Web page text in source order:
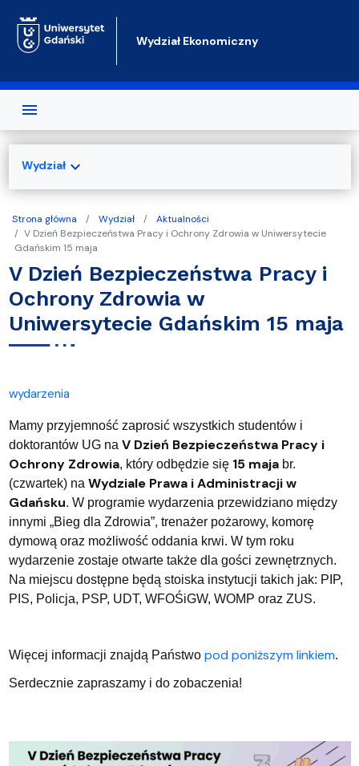
Wydział Ekonomiczny
Strona główna Wydział
Aktualności
V Dzień Bezpieczeństwa Pracy i Ochrony Zdrowia w Uniwersytecie
Gdańskim 15 maja
V Dzień Bezpieczeństwa Pracy i
Ochrony Zdrowia w
Uniwersytecie Gdańskim 15 maja
wydarzenia
Mamy przyjemność zaprosić wszystkich studentów i
doktorantów UG na V Dzień Bezpieczeństwa Pracy i
Ochrony Zdrowia, który odbędzie się 15 majabr.
(czwartek) na Wydziale Prawa i Administracji w
Gdańsku. W programie wydarzenia przewidziano między
innymi „Bieg dla Zdrowia”, trenażer pożarowy, komorę
dymową oraz możliwość oddania krwi. W tym roku
wydarzenie zostaje otwarte także dla gości zewnętrznych.
Na miejscu dostępne będą stoiska instytucji takich jak: PIP,
PIS, Policja, PSP, UDT, WFOŚiGW, WOMP oraz ZUS.
Więcej informacji znajdą Państwo pod poniższym linkiem.
Serdecznie zapraszamy i do zobaczenia!
Wydziałexpand_more